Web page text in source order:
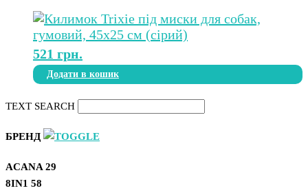
521 грн.
Додати в кошик
TEXT SEARCH
БРЕНД
ACANA 29
8IN1 58